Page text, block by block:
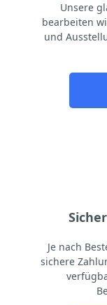
Unsere
bearbeiten
und
Je nach
sichere